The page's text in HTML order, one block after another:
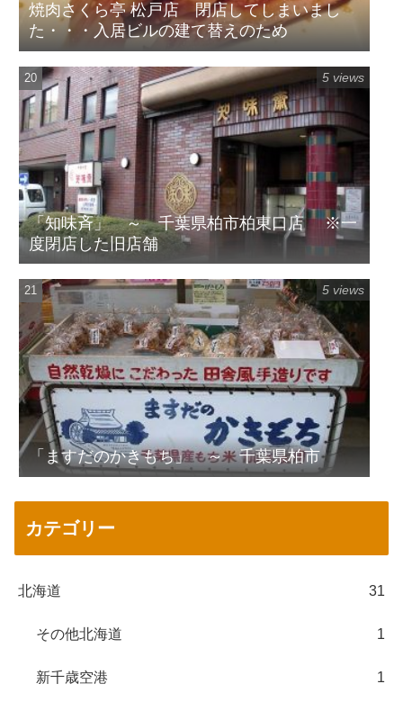
焼肉さくら亭 松戸店 閉店してしまいまし
た・・・入居ビルの建て替えのため
「知味斉」 ～ 千葉県柏市柏東口店 ※一
度閉店した旧店舗
5 views
「ますだのかきもち」 ～ 千葉県柏市
5 views
カテゴリー
北海道 31
その他北海道 1
新千歳空港 1